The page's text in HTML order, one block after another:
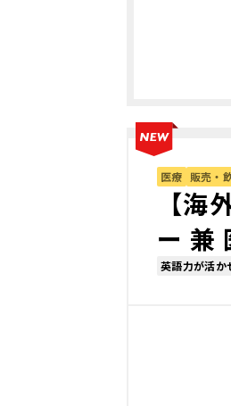
医療 販売・
【海
ー 兼
英語力が活か